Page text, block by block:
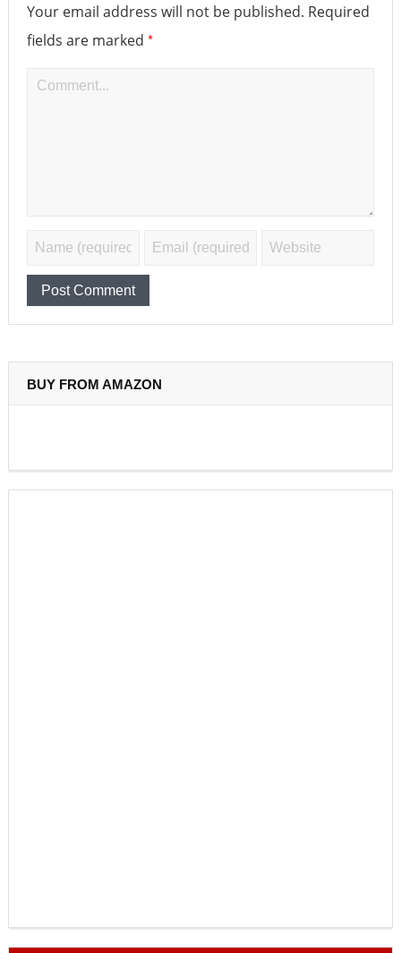
Your email address will not be published. Required
fields are marked *
BUY FROM AMAZON